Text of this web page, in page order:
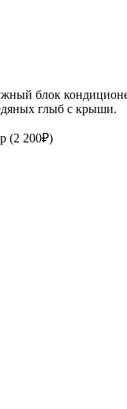
блок
глыб с крыши.
(2 200₽)